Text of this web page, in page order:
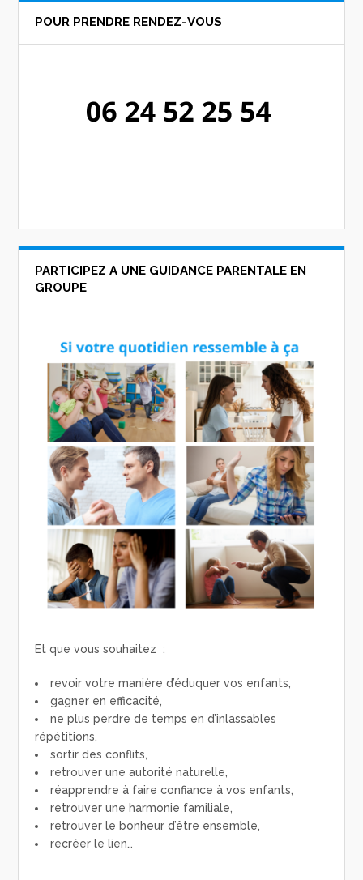
POUR PRENDRE RENDEZ-VOUS
PARTICIPEZ A UNE GUIDANCE PARENTALE EN
GROUPE
Et que vous souhaitez :
revoir votre manière d’éduquer vos enfants,
gagner en efficacité,
ne plus perdre de temps en d’inlassables
répétitions,
sortir des conflits,
retrouver une autorité naturelle,
réapprendre à faire confiance à vos enfants,
retrouver une harmonie familiale,
retrouver le bonheur d’être ensemble,
recréer le lien…